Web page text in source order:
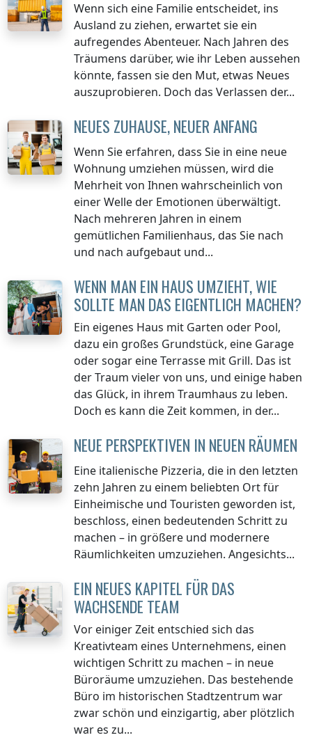
Wenn sich eine Familie entscheidet, ins
Ausland zu ziehen, erwartet sie ein
aufregendes Abenteuer. Nach Jahren des
Träumens darüber, wie ihr Leben aussehen
könnte, fassen sie den Mut, etwas Neues
auszuprobieren. Doch das Verlassen der...
NEUES ZUHAUSE, NEUER ANFANG
Wenn Sie erfahren, dass Sie in eine neue
Wohnung umziehen müssen, wird die
Mehrheit von Ihnen wahrscheinlich von
einer Welle der Emotionen überwältigt.
Nach mehreren Jahren in einem
gemütlichen Familienhaus, das Sie nach
und nach aufgebaut und...
WENN MAN EIN HAUS UMZIEHT, WIE
SOLLTE MAN DAS EIGENTLICH MACHEN?
Ein eigenes Haus mit Garten oder Pool,
dazu ein großes Grundstück, eine Garage
oder sogar eine Terrasse mit Grill. Das ist
der Traum vieler von uns, und einige haben
das Glück, in ihrem Traumhaus zu leben.
Doch es kann die Zeit kommen, in der...
NEUE PERSPEKTIVEN IN NEUEN RÄUMEN
Eine italienische Pizzeria, die in den letzten
zehn Jahren zu einem beliebten Ort für
Einheimische und Touristen geworden ist,
beschloss, einen bedeutenden Schritt zu
machen – in größere und modernere
Räumlichkeiten umzuziehen. Angesichts...
EIN NEUES KAPITEL FÜR DAS
WACHSENDE TEAM
Vor einiger Zeit entschied sich das
Kreativteam eines Unternehmens, einen
wichtigen Schritt zu machen – in neue
Büroräume umzuziehen. Das bestehende
Büro im historischen Stadtzentrum war
zwar schön und einzigartig, aber plötzlich
war es zu...